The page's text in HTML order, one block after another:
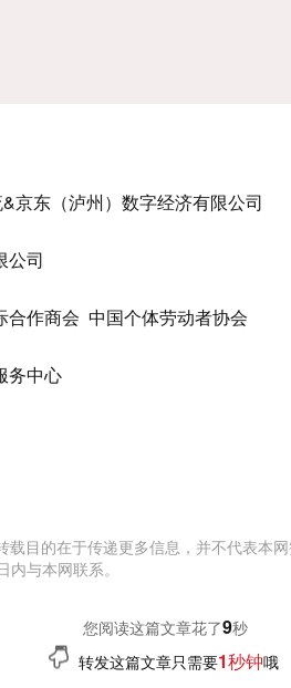
京东（泸州）数字经济有限公司
公司
合作商会 中国个体劳动者协会
务中心
目的在于传递更多信息，并不代表本
与本网联系。
您阅读这篇文章花了10秒
转发这篇文章只需要1秒钟哦